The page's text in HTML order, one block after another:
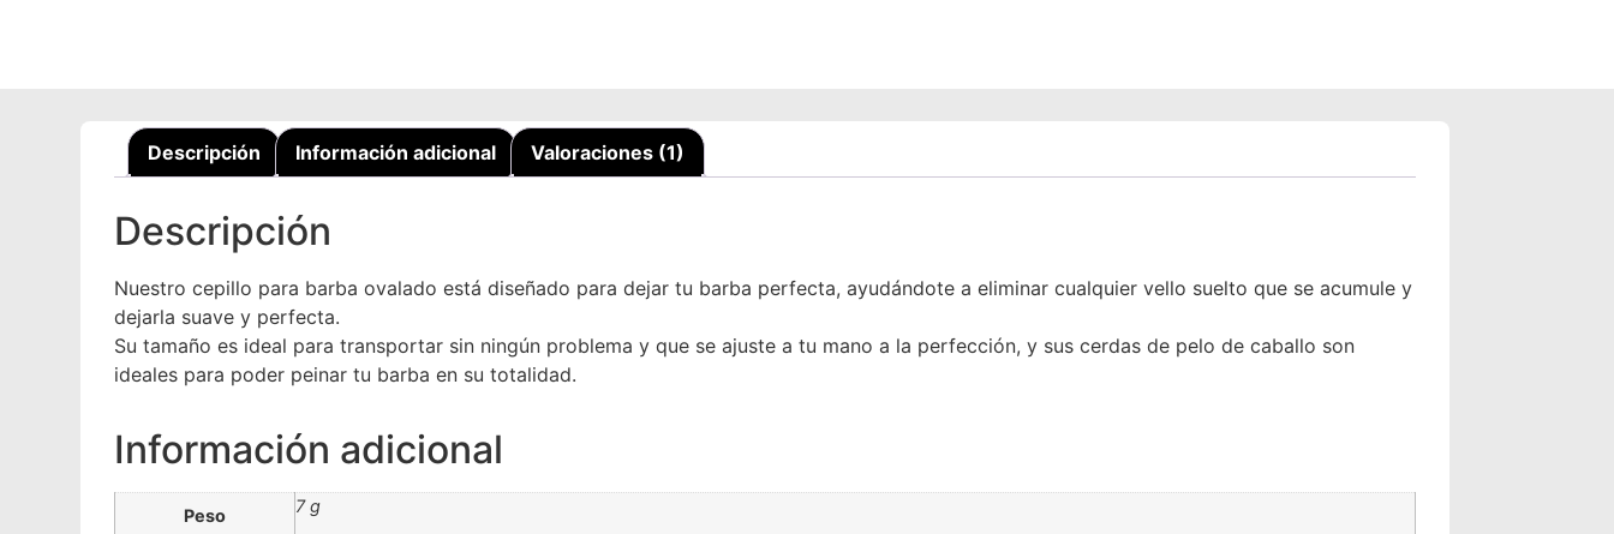
Descripción Información adicional Valoraciones (1)
Descripción
Nuestro cepillo para barba ovalado está diseñado para dejar tu barba perfecta, ayudándote a eliminar cualquier vello suelto que se acumule y
dejarla suave y perfecta.
Su tamaño es ideal para transportar sin ningún problema y que se ajuste a tu mano a la perfección, y sus cerdas de pelo de caballo son
ideales para poder peinar tu barba en su totalidad.
Información adicional
Peso 7 g